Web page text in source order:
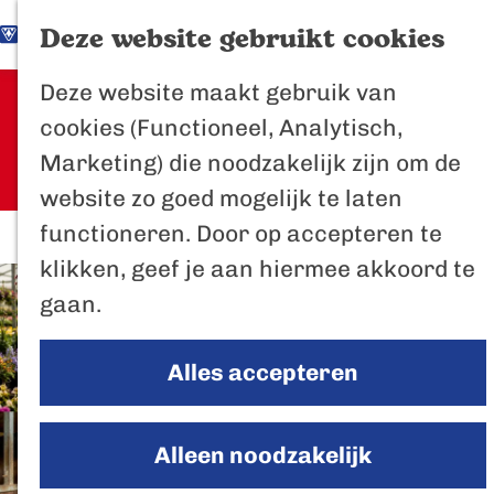
Deze website gebruikt cookies
Deze website maakt gebruik van
cookies (Functioneel, Analytisch,
Marketing) die noodzakelijk zijn om de
website zo goed mogelijk te laten
functioneren. Door op accepteren te
klikken, geef je aan hiermee akkoord te
gaan.
Alles accepteren
Alleen noodzakelijk
d
e
h
o
m
e
p
K
a
r
t
Z
e
k
e
n
e
n
u
Het Biesbosch
Poort naar de
Biesbosch
Bertus de
In de regio
Het
De Efteling
Breda
Oosterhout
Sorry, deze activiteit is niet meer
beschikbaar. Bekijk hetactuele
aanbodvoor de beschikbare opties.